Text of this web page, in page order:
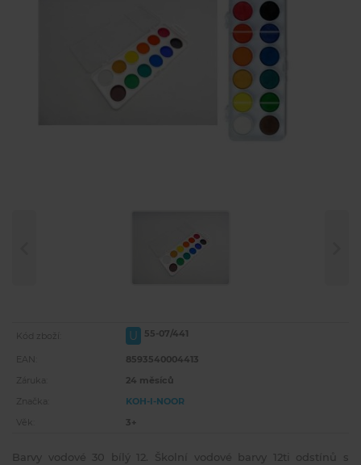
Kód zboží: U 55-07/441
EAN:
8593540004413
Záruka:
24 měsíců
Značka:
KOH-I-NOOR
Věk:
3+
Barvy vodové 30 bílý 12. Školní vodové barvy 12ti odstínů s